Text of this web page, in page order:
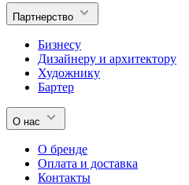
Партнерство
Бизнесу
Дизайнеру и архитектору
Художнику
Бартер
О нас
О бренде
Оплата и доставка
Контакты